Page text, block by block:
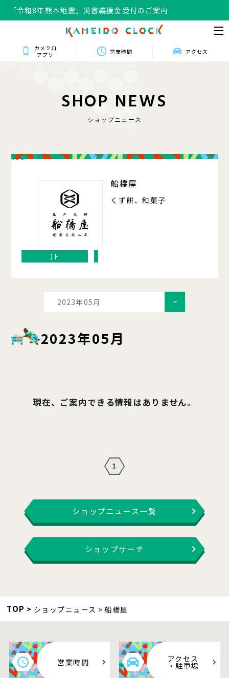
「令和8年熊本地震」災害義援金受付のご案内
カメクロ
アプリ
営業時間 アクセス
SHOP NEWS
ショップニュース
106
船橋屋
くず餅、和菓子
1F
2023年05月
2023年05月
現在、ご案内できる情報はありません。
1
ショップニュース一覧
ショップサーチ
TOP ショップニュース 船橋屋
営業時間 アクセス
・駐車場